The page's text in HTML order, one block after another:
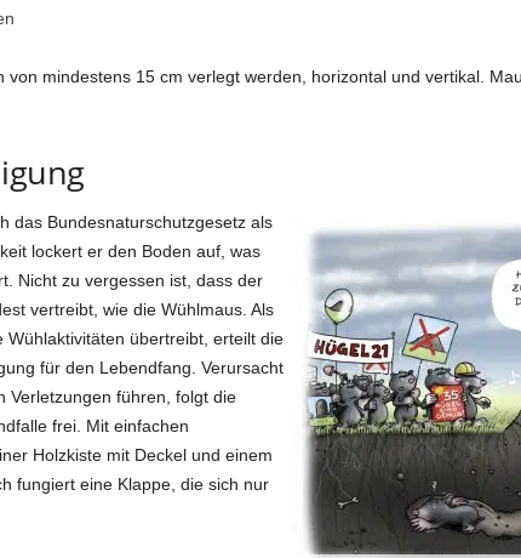
mindestens 15 cm verlegt werden, horizontal und vertikal.
das Bundesnaturschutzgesetz als
lockert er den Boden auf, was
Nicht zu vergessen ist, dass der
vertreibt, wie die Wühlmaus. Als
übertreibt, erteilt die
für den Lebendfang. Verursacht
Verletzungen führen, folgt die
frei. Mit einfachen
Holzkiste mit Deckel und einem
fungiert eine Klappe, die sich nur